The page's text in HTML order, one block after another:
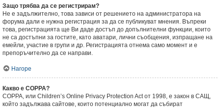
Защо трябва да се регистрирам?
Не е задължително, това зависи от решението на администратора на
форума дали е нужна регистрация за да се публикуват мнения. Въпреки
това, регистрацията ще Ви даде достъп до допълнителни функции, които
не са достъпни за гостите, като аватари, лични съобщения, изпращане на
емейли, участие в групи и др. Регистрацията отнема само момент и е
препоръчително да се направи.
Нагоре
Какво е COPPA?
COPPA, или Children’s Online Privacy Protection Act от 1998, е закон в САЩ,
който задължава сайтове, които потенциално могат да събират